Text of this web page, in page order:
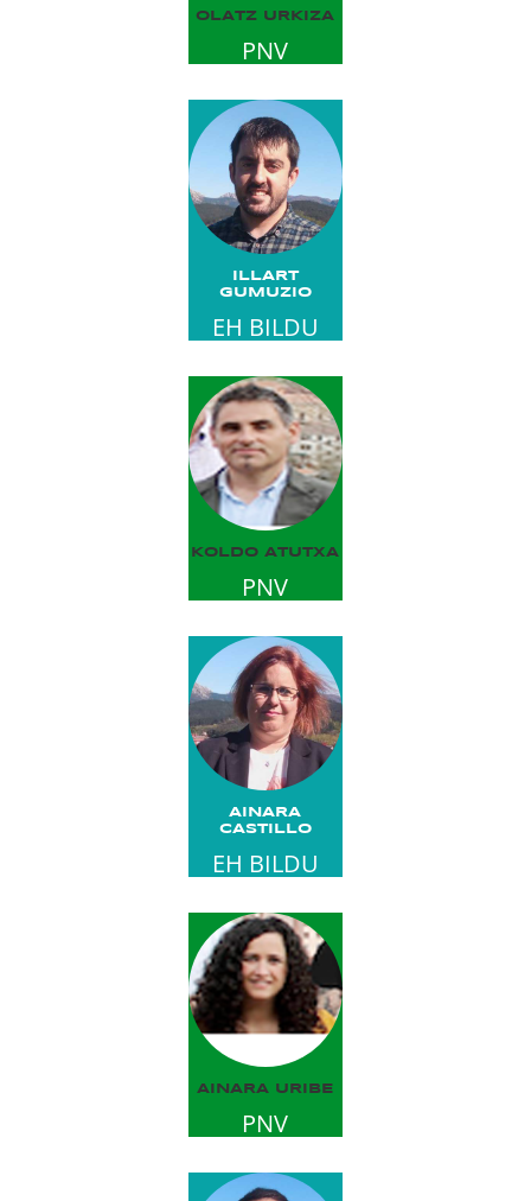
OLATZ URKIZA
PNV
ILLART
GUMUZIO
EH BILDU
KOLDO ATUTXA
PNV
AINARA
CASTILLO
EH BILDU
AINARA URIBE
PNV